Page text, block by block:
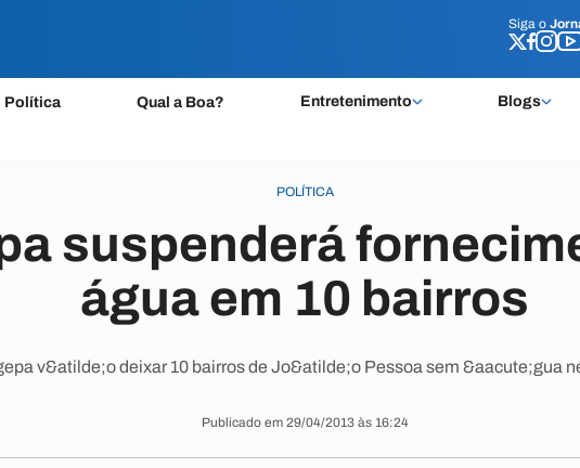
Siga o
Política Qual a Boa? Entretenimento Blogs
Siga o
POLÍTICA
suspenderá
água em 10 bairros
v&atilde;o deixar 10 bairros de Jo&atilde;o Pessoa sem &aacute;gua
Publicado em 29/04/2013 às 16:24